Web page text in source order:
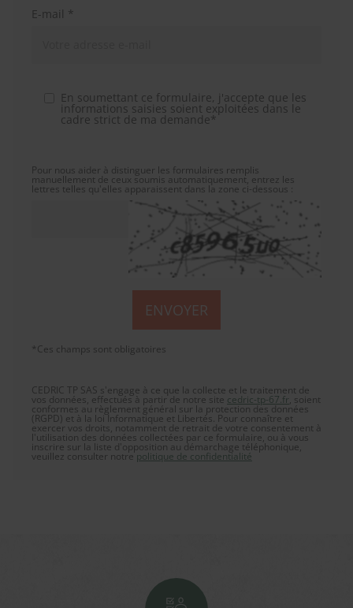
E-mail *
En soumettant ce formulaire, j'accepte que les
informations saisies soient exploitées dans le
cadre strict de ma demande*
Pour nous aider à distinguer les formulaires remplis
manuellement de ceux soumis automatiquement, entrez les
lettres telles qu'elles apparaissent dans la zone ci-dessous :
*Ces champs sont obligatoires
CEDRIC TP SAS s'engage à ce que la collecte et le traitement de
vos données, effectués à partir de notre site cedric-tp-67.fr, soient
conformes au règlement général sur la protection des données
(RGPD) et à la loi Informatique et Libertés. Pour connaître et
exercer vos droits, notamment de retrait de votre consentement à
l'utilisation des données collectées par ce formulaire, ou à vous
inscrire sur la liste d'opposition au démarchage téléphonique,
veuillez consulter notrepolitique de confidentialité